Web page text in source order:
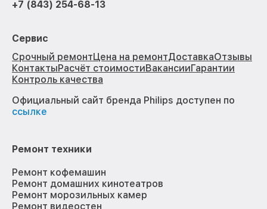
+7 (843) 254-68-13
Сервис
Срочный ремонтЦена на ремонтДоставкаОтзывы
КонтактыРасчёт стоимостиВакансииГарантии
Контроль качества
Официальный сайт бренда Philips доступен по
ссылке
Ремонт техники
Ремонт кофемашин
Ремонт домашних кинотеатров
Ремонт морозильных камер
Ремонт видеостен